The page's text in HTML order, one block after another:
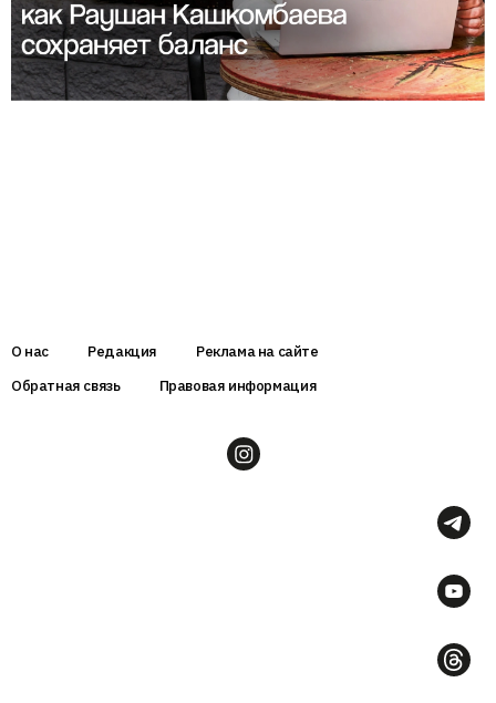
О нас Редакция
Реклама на сайте
Обратная связь
Правовая информация